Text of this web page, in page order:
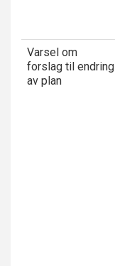
Varsel om
forslag til endring
av plan